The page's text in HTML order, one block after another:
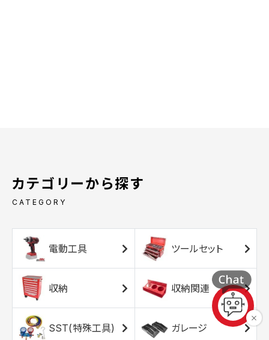
カテゴリーから探す
CATEGORY
電動工具 ツールセット
収納 収納関連
SST(特殊工具) ガレージ